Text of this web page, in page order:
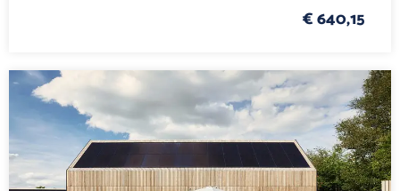
€ 640,15